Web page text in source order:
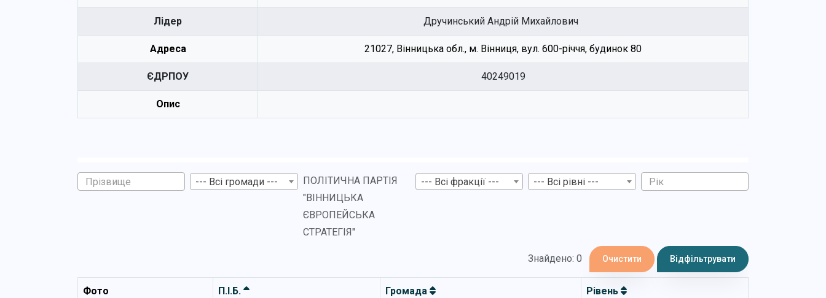
Лідер Дручинський Андрій Михайлович
Адреса 21027, Вінницька обл., м. Вінниця, вул. 600-річчя, будинок 80
ЄДРПОУ 40249019
Опис
--- Всі громади ---
ПОЛІТИЧНА ПАРТІЯ
"ВІННИЦЬКА
ЄВРОПЕЙСЬКА
СТРАТЕГІЯ"
--- Всі фракції --- --- Всі рівні ---
Знайдено: 0 Очистити Відфільтрувати
Фото П.І.Б. Громада Рівень